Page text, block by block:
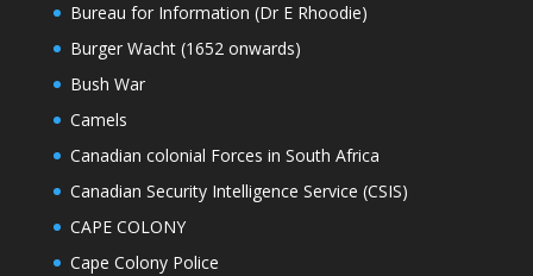
Bureau for Information (Dr E Rhoodie)
Burger Wacht (1652 onwards)
Bush War
Camels
Canadian colonial Forces in South Africa
Canadian Security Intelligence Service (CSIS)
CAPE COLONY
Cape Colony Police